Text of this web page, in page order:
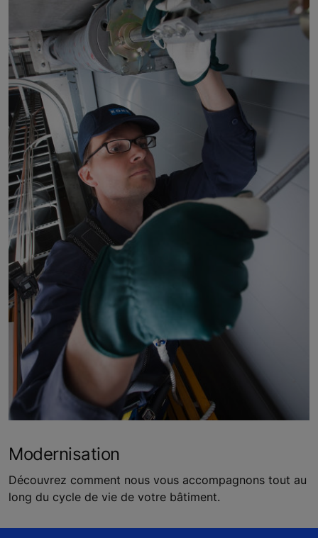
Modernisation
Découvrez comment nous vous accompagnons tout au
long du cycle de vie de votre bâtiment.